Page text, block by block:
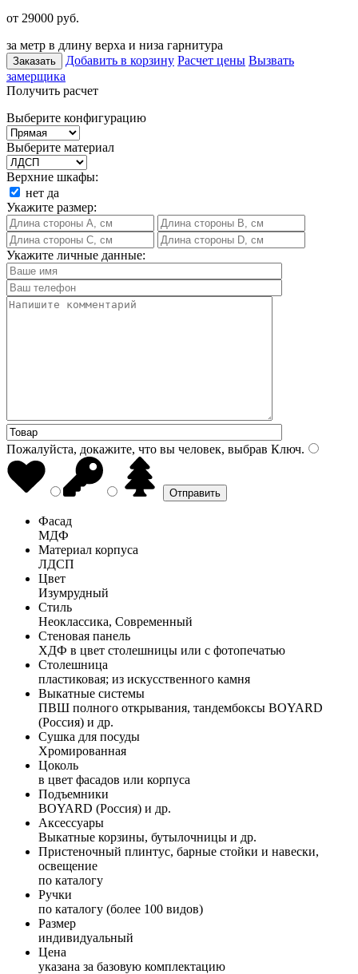
от 29000 руб.
за метр в длину верха и низа гарнитура
Заказать Добавить в корзину Расчет цены Вызвать
замерщика
Получить расчет
Выберите конфигурацию
Выберите материал
Верхние шкафы:
нет да
Укажите размер:
Укажите личные данные:
Пожалуйста, докажите, что вы человек, выбрав Ключ.
Фасад
МДФ
Материал корпуса
ЛДСП
Цвет
Изумрудный
Стиль
Неоклассика, Современный
Стеновая панель
ХДФ в цвет столешницы или с фотопечатью
Столешница
пластиковая; из искусственного камня
Выкатные системы
ПВШ полного открывания, тандембоксы BOYARD
(Россия) и др.
Сушка для посуды
Хромированная
Цоколь
в цвет фасадов или корпуса
Подъемники
BOYARD (Россия) и др.
Аксессуары
Выкатные корзины, бутылочницы и др.
Пристеночный плинтус, барные стойки и навески,
освещение
по каталогу
Ручки
по каталогу (более 100 видов)
Размер
индивидуальный
Цена
указана за базовую комплектацию